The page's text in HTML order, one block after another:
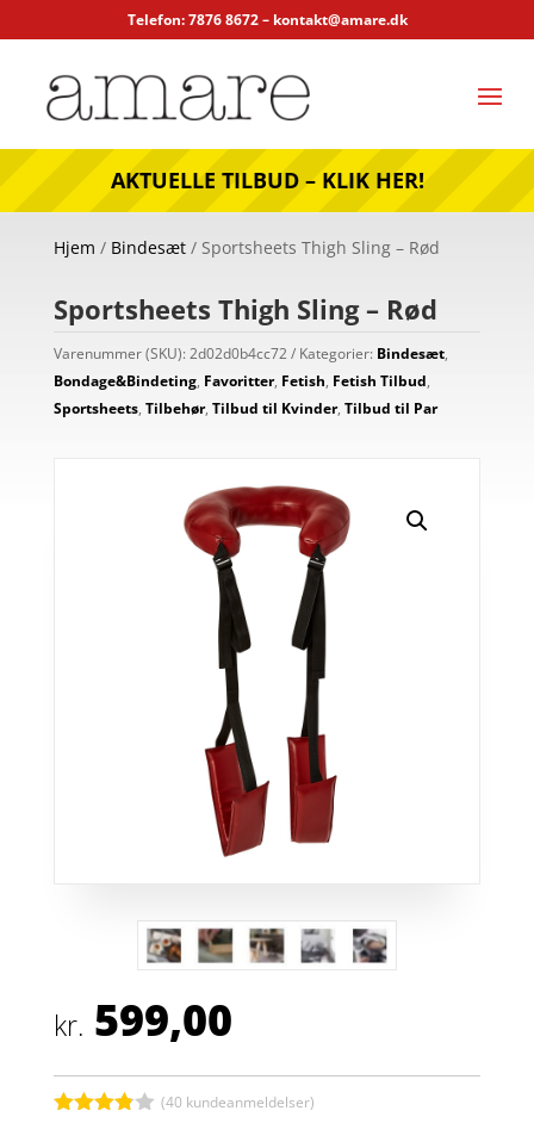
Telefon: 7876 8672 – kontakt@amare.dk
AKTUELLE TILBUD – KLIK HER!
Hjem / Bindesæt/ Sportsheets Thigh Sling – Rød
Sportsheets Thigh Sling – Rød
Varenummer (SKU): 2d02d0b4cc72 Kategorier: Bindesæt,
Bondage&Bindeting, Favoritter, Fetish, Fetish Tilbud,
Sportsheets, Tilbehør, Tilbud til Kvinder, Tilbud til Par
kr. 599,00
(40 kundeanmeldelser)